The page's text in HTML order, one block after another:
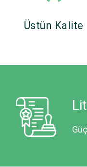
Üstün Kalite